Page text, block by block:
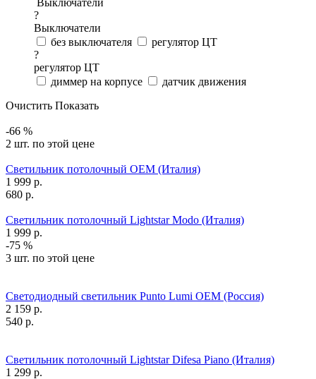
?
Выключатели
без выключателя
регулятор ЦТ
?
регулятор ЦТ
диммер на корпусе
датчик движения
Очистить Показать
-66 %
2 шт. по этой цене
Светильник потолочный OEM (Италия)
1 999 р.
680 р.
Светильник потолочный Lightstar Modo (Италия)
1 999 р.
-75 %
3 шт. по этой цене
Светодиодный светильник Punto Lumi OEM (Россия)
2 159 р.
540 р.
Светильник потолочный Lightstar Difesa Piano (Италия)
1 299 р.